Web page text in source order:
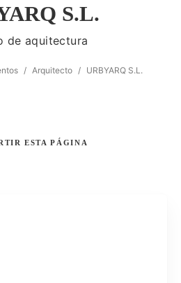
S.L.
de aquitectura
/ Arquitecto / URBYARQ S.L.
ESTA PÁGINA